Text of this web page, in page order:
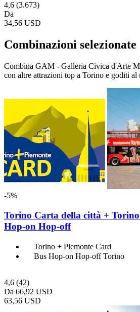
4,6 (3.673)
Da
34,56 USD
Combinazioni selezionate
Combina GAM - Galleria Civica d'Arte
con altre attrazioni top a Torino e goditi al
-5%
Torino Carta della città +
Hop-on Hop-off
Torino + Piemonte Card
Bus Hop-on Hop-off Torino
4,6 (42)
Da 66,92 USD
63,56 USD